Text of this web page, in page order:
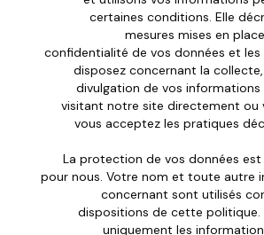
certaines conditions. Elle
mesures mises en
confidentialité de vos données et
disposez concernant la
divulgation de vos informations
visitant notre site directement ou
vous acceptez les pratiques
La protection de vos données
pour nous. Votre nom et toute autre
concernant sont utilisés
dispositions de cette politique.
uniquement les